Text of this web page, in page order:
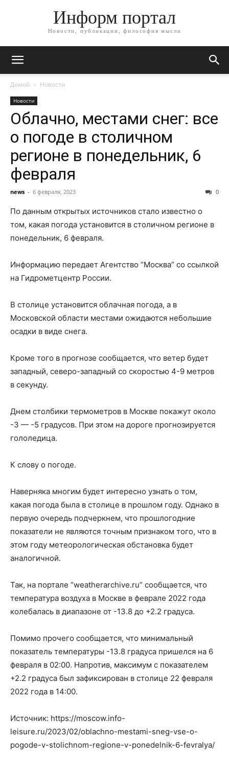
Информ портал
Новости, публикации, философия мысли
Домой Новости
Новости
Облачно, местами снег: все
о погоде в столичном
регионе в понедельник, 6
февраля
news - 6 февраля, 2023 0
По данным открытых источников стало известно о
том, какая погода установится в столичном регионе в
понедельник, 6 февраля.
Информацию передает Агентство “Москва” со ссылкой
на Гидрометцентр России.
В столице установится облачная погода, а в
Московской области местами ожидаются небольшие
осадки в виде снега.
Кроме того в прогнозе сообщается, что ветер будет
западный, северо-западный со скоростью 4-9 метров
в секунду.
Днем столбики термометров в Москве покажут около
-3 — -5 градусов. При этом на дороге прогнозируется
гололедица.
К слову о погоде.
Наверняка многим будет интересно узнать о том,
какая погода была в столице в прошлом году. Однако в
первую очередь подчеркнем, что прошлогодние
показатели не являются точным признаком того, что в
этом году метеорологическая обстановка будет
аналогичной.
Так, на портале “weatherarchive.ru” сообщается, что
температура воздуха в Москве в феврале 2022 года
колебалась в диапазоне от -13.8 до +2.2 градуса.
Помимо прочего сообщается, что минимальный
показатель температуры -13.8 градуса пришелся на 6
февраля в 02:00. Напротив, максимум с показателем
+2.2 градуса был зафиксирован в столице 22 февраля
2022 года в 14:00.
Источник: https://moscow.info-
leisure.ru/2023/02/oblachno-mestami-sneg-vse-o-
pogode-v-stolichnom-regione-v-ponedelnik-6-fevralya/